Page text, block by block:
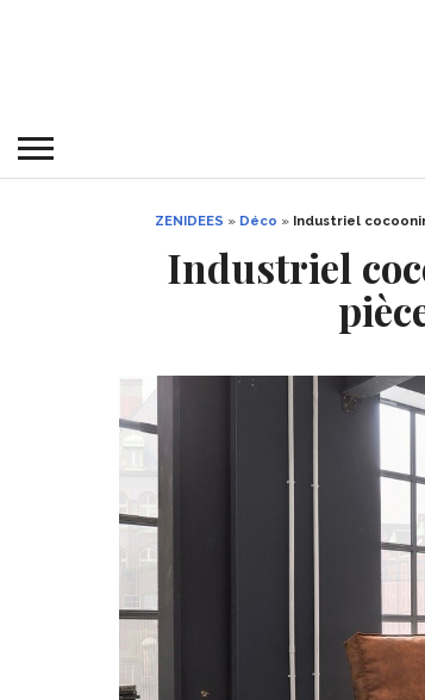
ZENIDEES » Déco » Industriel
Industriel